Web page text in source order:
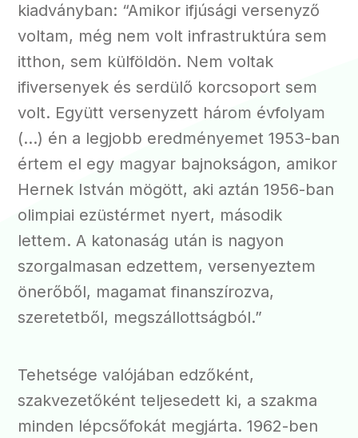
kiadványban: “Amikor ifjúsági versenyző
voltam, még nem volt infrastruktúra sem
itthon, sem külföldön. Nem voltak
ifiversenyek és serdülő korcsoport sem
volt. Együtt versenyzett három évfolyam
(…) én a legjobb eredményemet 1953-ban
értem el egy magyar bajnokságon, amikor
Hernek István mögött, aki aztán 1956-ban
olimpiai ezüstérmet nyert, második
lettem. A katonaság után is nagyon
szorgalmasan edzettem, versenyeztem
önerőből, magamat finanszírozva,
szeretetből, megszállottságból.”
Tehetsége valójában edzőként,
szakvezetőként teljesedett ki, a szakma
minden lépcsőfokát megjárta. 1962-ben